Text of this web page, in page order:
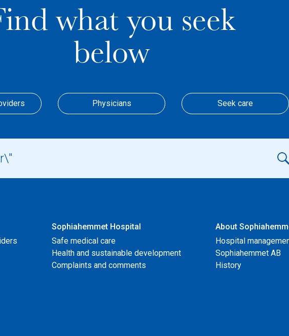
what you seek
below
Physicians Seek care
Sophiahemmet Hospital
Safe medical care
Health and sustainable development
Complaints and comments
About
Hospital
Sophiahemmet AB
History